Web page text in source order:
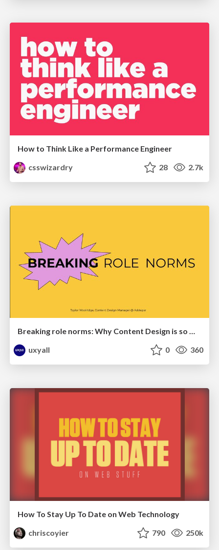
How to Think Like a Performance Engineer
csswizardry
28 2.7k
Breaking role norms: Why Content Design is so much more than writing copy - Taylor Woolridge
uxyall
0 360
How To Stay Up To Date on Web Technology
chriscoyier
790 250k